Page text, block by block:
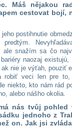
Máš nějakou
cestovat bojí,
postihnutie
ale snažím sa čo
naozaj
nie je výťah, pouziť
robiť veci len pre
niekto, kto nám rád
alebo nášho okolia.
nás tvůj pohled
jednoho z
on. Jak jsi